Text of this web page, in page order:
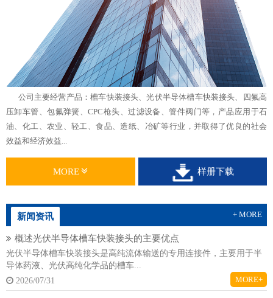
公司主要经营产品：槽车快装接头、光伏半导体槽车快装接头、四氟高
压卸车管、包氟弹簧、CPC枪头、过滤设备、管件阀门等，产品应用于石
油、化工、农业、轻工、食品、造纸、冶矿等行业，并取得了优良的社会
效益和经济效益...
MORE 样册下载
新闻资讯 + MORE
概述光伏半导体槽车快装接头的主要优点
光伏半导体槽车快装接头是高纯流体输送的专用连接件，主要用于半
导体药液、光伏高纯化学品的槽车...
2026/07/31
MORE+